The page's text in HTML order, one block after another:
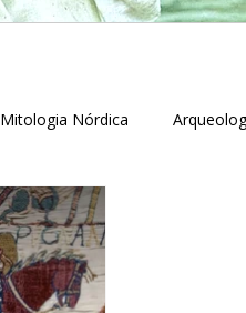
Mitologia Nórdica